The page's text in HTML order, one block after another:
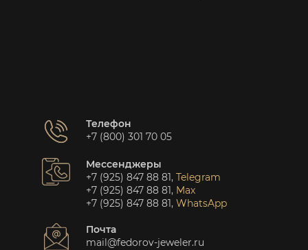
Телефон
+7 (800) 301 70 05
Мессенджеры
+7 (925) 847 88 81, Telegram
+7 (925) 847 88 81, Max
+7 (925) 847 88 81, WhatsApp
Почта
mail@fedorov-jeweler.ru